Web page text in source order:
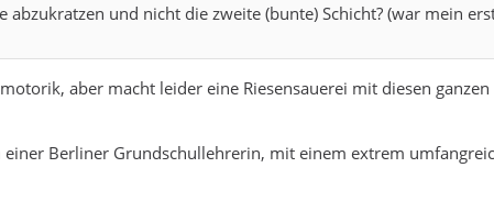
und nicht die zweite (bunte) Schicht? (war mein
aber macht leider eine Riesensauerei mit diesen
Berliner Grundschullehrerin, mit einem extrem